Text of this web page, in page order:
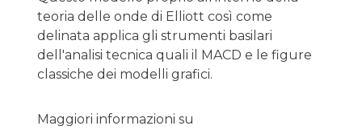
teoria delle onde di Elliott così come
delinata applica gli strumenti basilari
dell'analisi tecnica quali il MACD e le figure
classiche dei modelli grafici.
Maggiori informazioni su